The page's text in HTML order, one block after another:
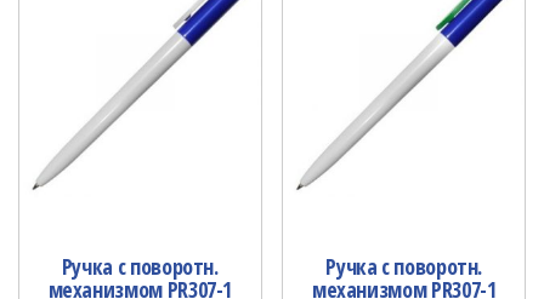
Ручка с поворотн.
механизмом PR307-1
Ручка с поворотн.
механизмом PR307-1